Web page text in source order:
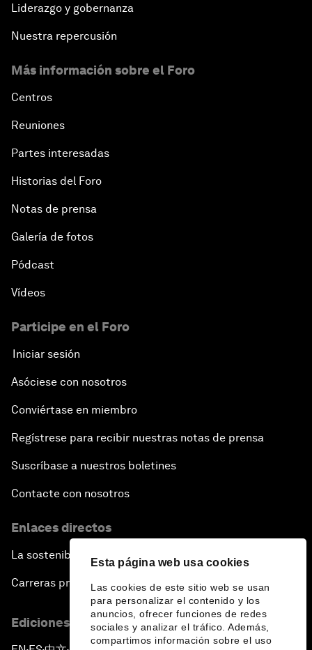
Esta página web usa cookies
Las cookies de este sitio web se usan
para personalizar el contenido y los
anuncios, ofrecer funciones de redes
sociales y analizar el tráfico. Además,
compartimos información sobre el uso
Liderazgo y gobernanza
Nuestra repercusión
Más información sobre el Foro
Centros
Reuniones
Partes interesadas
Historias del Foro
Notas de prensa
Galería de fotos
Pódcast
Vídeos
Participe en el Foro
Iniciar sesión
Asóciese con nosotros
Conviértase en miembro
Regístrese para recibir nuestras notas de prensa
Suscríbase a nuestros boletines
Contacte con nosotros
Enlaces directos
La sostenibilidad en el Foro
Carreras profesionales
Ediciones en otros idiomas